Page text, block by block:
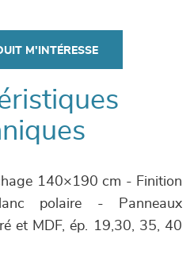
M'INTÉRESSE
140×190 cm - Finition
polaire - Panneaux
et MDF, ép. 19,30, 35, 40